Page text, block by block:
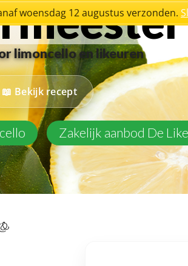
limoncello en likeuren
Bekijk recept
Zakelijk aanbod De
woensdag 12 augustus verzonden.